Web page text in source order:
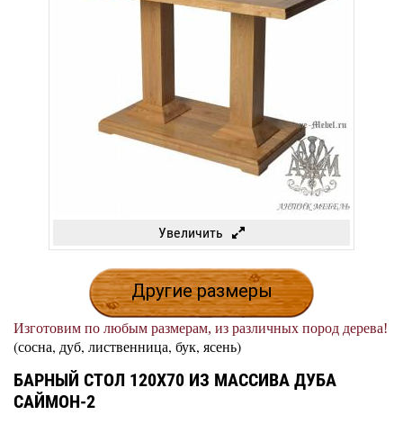
Увеличить
Другие размеры
Изготовим по любым размерам, из различных пород дерева!
(сосна, дуб, лиственница, бук, ясень)
БАРНЫЙ СТОЛ 120Х70 ИЗ МАССИВА ДУБА
САЙМОН-2